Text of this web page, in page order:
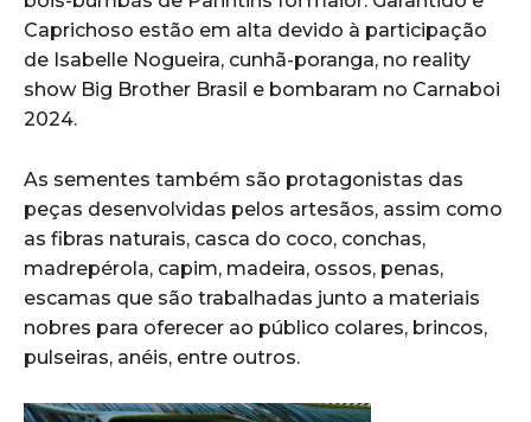
Caprichoso estão em alta devido à participação
de Isabelle Nogueira, cunhã-poranga, no reality
show Big Brother Brasil e bombaram no Carnaboi
2024.
As sementes também são protagonistas das
peças desenvolvidas pelos artesãos, assim como
as fibras naturais, casca do coco, conchas,
madrepérola, capim, madeira, ossos, penas,
escamas que são trabalhadas junto a materiais
nobres para oferecer ao público colares, brincos,
pulseiras, anéis, entre outros.